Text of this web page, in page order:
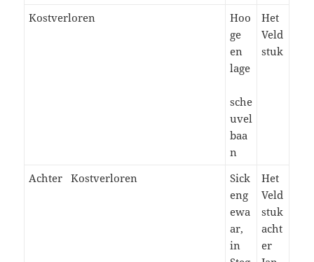
Kostverloren
Hoo
ge
en
lage
sche
uvel
baa
n
Het
Veld
stuk
Achter Kostverloren
Sick
eng
ewa
ar,
in
Het
Veld
stuk
acht
er